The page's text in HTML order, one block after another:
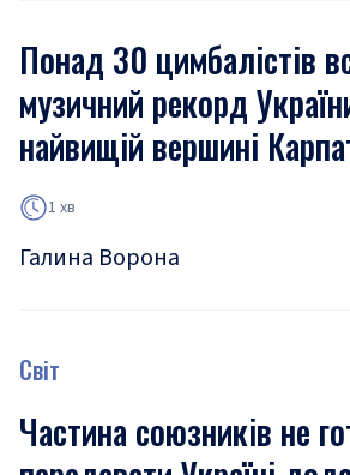
Понад 30 цимбалістів
музичний рекорд
найвищій вершині
1 хв
Галина Ворона
Світ
Частина союзників не